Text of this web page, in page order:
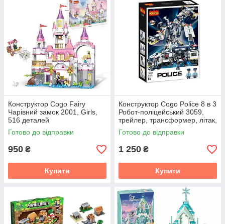
Конструктор Cogo Fairy
Чарівний замок 2001, Girls,
516 деталей
Готово до відправки
950 ₴
Купити
Конструктор Cogo Police 8 в 3
Робот-поліцейський 3059,
трейлер, трансформер, літак,
техніка 812 дітей, блоковий
Готово до відправки
1 250 ₴
Купити